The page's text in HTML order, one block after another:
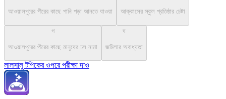
আওয়ালপুরের পীরের কাছে পানি পড়া আনতে যাওয়া আক্কাসের স্কুল প্রতিষ্ঠার চেষ্টা
গ
আওয়ালপুরের পীরের কাছে মানুষের ঢল নামা
ঘ
জমিলার অবাধ্যতা
লালসালু টপিকের ওপরে পরীক্ষা দাও